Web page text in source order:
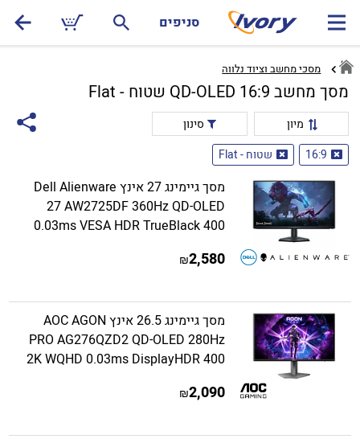
סניפים
מסכי מחשב וציוד נלווה
מסך מחשב 16:9 QD-OLED שטוח - Flat
מיון
סינון
16:9
שטוח - Flat
מסך גיימינג 27 אינץ Dell Alienware
27 AW2725DF 360Hz QD-OLED
0.03ms VESA HDR TrueBlack 400
2,580
₪
מסך גיימינג 26.5 אינץ AOC AGON
PRO AG276QZD2 QD-OLED 280Hz
2K WQHD 0.03ms DisplayHDR 400
2,090
₪